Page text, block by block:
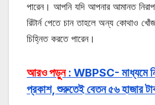
পারেন। আপনি যদি আপনার আমানত
রিটার্ন পেতে চান তাহলে অন্য কোথাও
চিহ্নিত করতে পারেন।
আরও পড়ুন: WBPSC- মাধ্যমে
প্রকাশ, শুরুতেই বেতন ৫৬ হাজার